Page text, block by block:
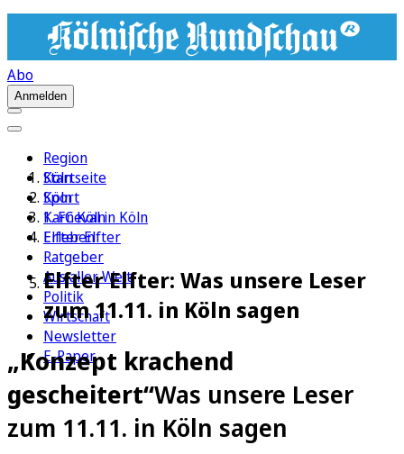
Abo
Anmelden
Region
Köln
Sport
1. FC Köln
Erleben
Ratgeber
Aus aller Welt
Politik
Wirtschaft
Newsletter
E-Paper
Startseite
Köln
Karneval in Köln
Elfter Elfter
Elfter Elfter: Was unsere Leser
zum 11.11. in Köln sagen
„Konzept krachend
gescheitert“Was unsere Leser
zum 11.11. in Köln sagen